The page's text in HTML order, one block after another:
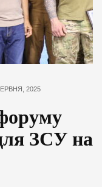
2025
ЗСУ на